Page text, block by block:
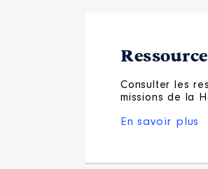
Consulter les
missions de la
En savoir plus